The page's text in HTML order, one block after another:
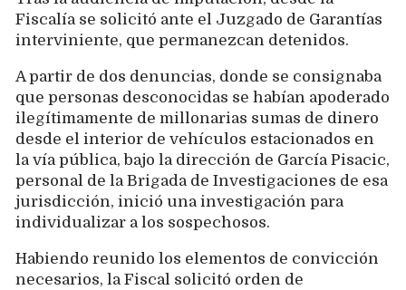
Fiscalía se solicitó ante el Juzgado de Garantías
interviniente, que permanezcan detenidos.
A partir de dos denuncias, donde se consignaba
que personas desconocidas se habían apoderado
ilegítimamente de millonarias sumas de dinero
desde el interior de vehículos estacionados en
la vía pública, bajo la dirección de García Pisacic,
personal de la Brigada de Investigaciones de esa
jurisdicción, inició una investigación para
individualizar a los sospechosos.
Habiendo reunido los elementos de convicción
necesarios, la Fiscal solicitó orden de